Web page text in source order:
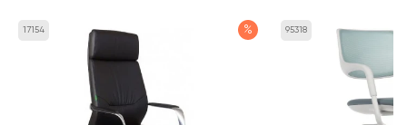
17154 % 95318